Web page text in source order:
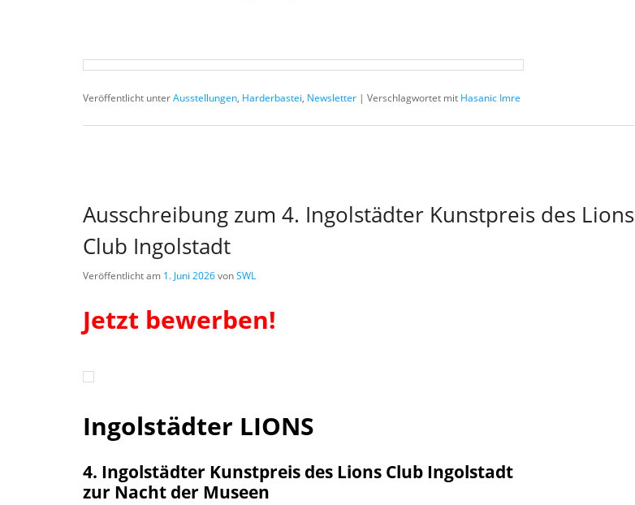
Veröffentlicht unterAusstellungen, Harderbastei, Newsletter |Verschlagwortet mit Hasanic Imre
Ausschreibung zum 4. Ingolstädter Kunstpreis des Lions
Club Ingolstadt
Veröffentlicht am 1. Juni 2026vonSWL
Jetzt bewerben!
Ingolstädter LIONS
4. Ingolstädter Kunstpreis des Lions Club Ingolstadt
zur Nacht der Museen